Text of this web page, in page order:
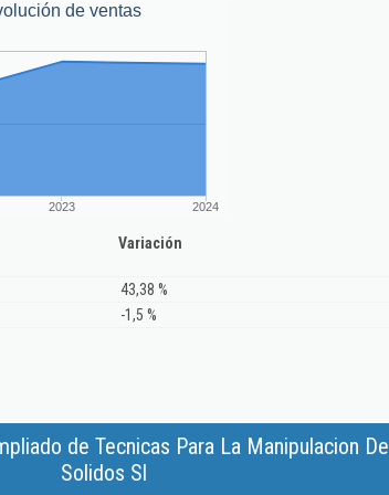
de ventas
2023 2024
Variación
43,38 %
-1,5 %
de Tecnicas Para La Manipulacion De
Solidos Sl